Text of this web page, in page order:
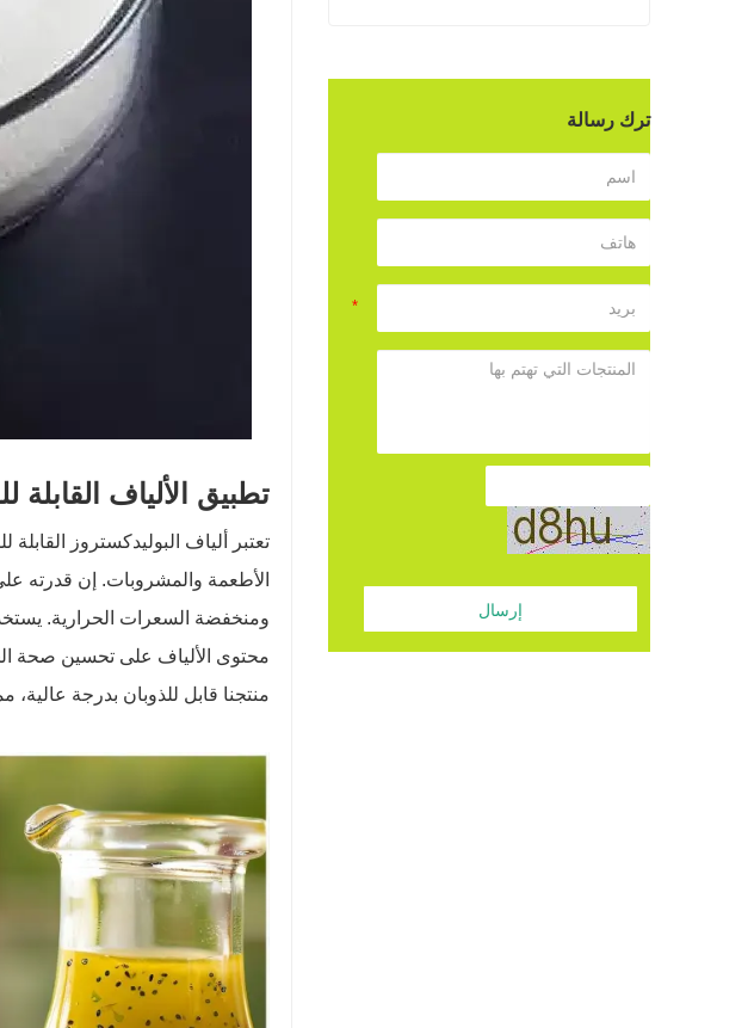
تطبيق الألياف
تعتبر ألياف البوليدكستروز
الأطعمة والمشروبات. إن قدرته
ومنخفضة السعرات الحرارية.
محتوى الألياف على تحسين صحة
منتجنا قابل للذوبان بدرجة
ترك رسالة
إرسال